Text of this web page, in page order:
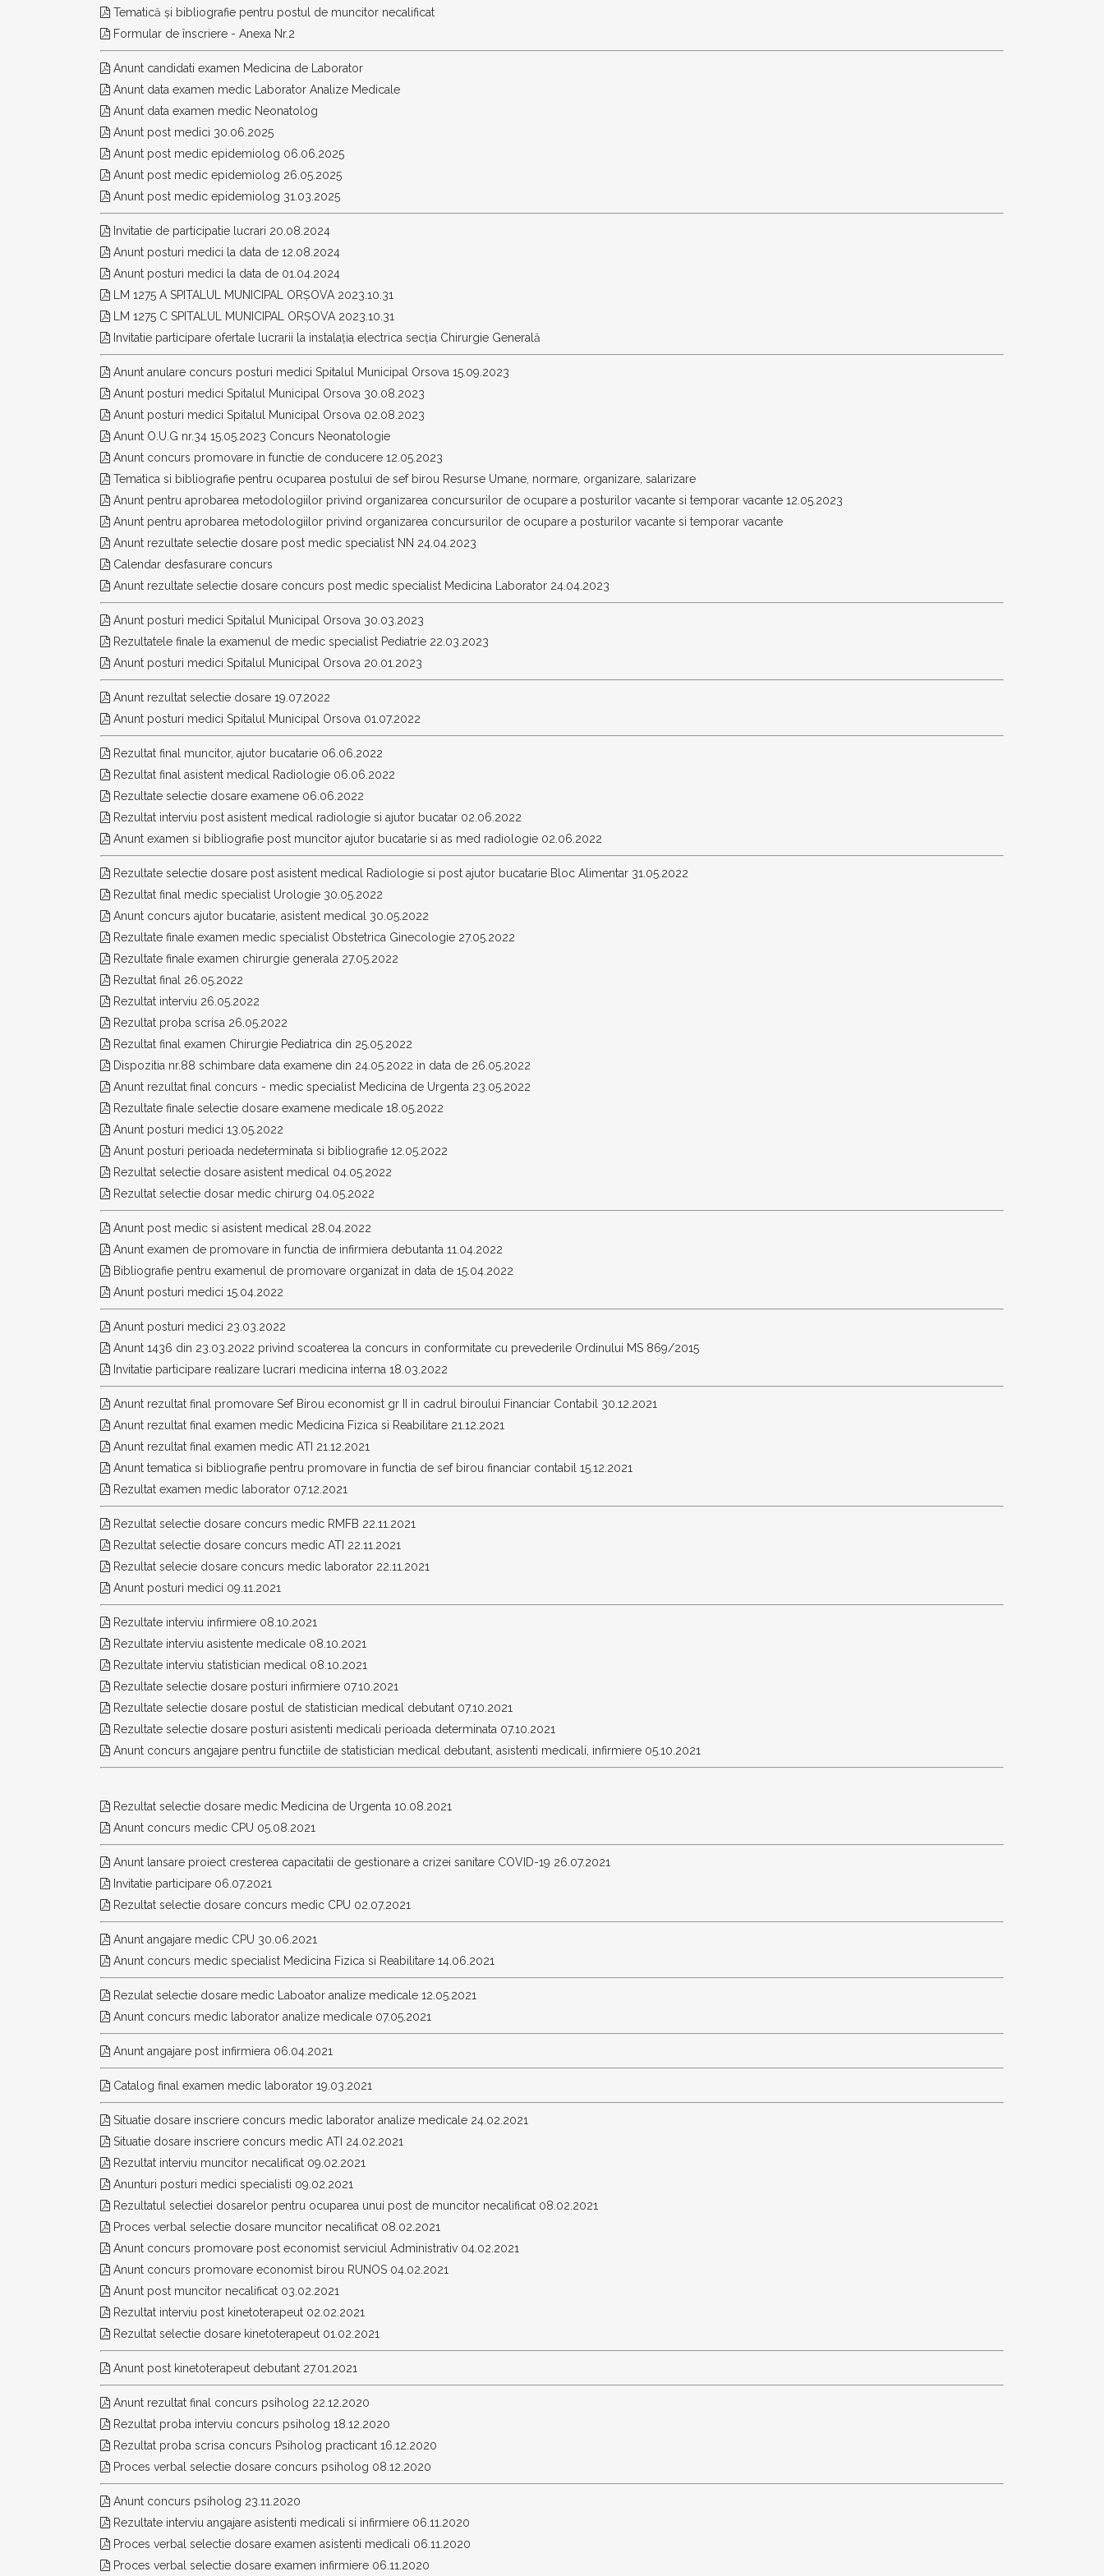
Tematică și bibliografie pentru postul de muncitor necalificat
Formular de înscriere - Anexa Nr.2
Anunt candidati examen Medicina de Laborator
Anunt data examen medic Laborator Analize Medicale
Anunt data examen medic Neonatolog
Anunt post medici 30.06.2025
Anunt post medic epidemiolog 06.06.2025
Anunt post medic epidemiolog 26.05.2025
Anunt post medic epidemiolog 31.03.2025
Invitatie de participatie lucrari 20.08.2024
Anunt posturi medici la data de 12.08.2024
Anunt posturi medici la data de 01.04.2024
LM 1275 A SPITALUL MUNICIPAL ORȘOVA 2023.10.31
LM 1275 C SPITALUL MUNICIPAL ORȘOVA 2023.10.31
Invitatie participare ofertale lucrarii la instalația electrica secția Chirurgie Generală
Anunt anulare concurs posturi medici Spitalul Municipal Orsova 15.09.2023
Anunt posturi medici Spitalul Municipal Orsova 30.08.2023
Anunt posturi medici Spitalul Municipal Orsova 02.08.2023
Anunt O.U.G nr.34 15.05.2023 Concurs Neonatologie
Anunt concurs promovare in functie de conducere 12.05.2023
Tematica si bibliografie pentru ocuparea postului de sef birou Resurse Umane, normare, organizare, salarizare
Anunt pentru aprobarea metodologiilor privind organizarea concursurilor de ocupare a posturilor vacante si temporar vacante 12.05.2023
Anunt pentru aprobarea metodologiilor privind organizarea concursurilor de ocupare a posturilor vacante si temporar vacante
Anunt rezultate selectie dosare post medic specialist NN 24.04.2023
Calendar desfasurare concurs
Anunt rezultate selectie dosare concurs post medic specialist Medicina Laborator 24.04.2023
Anunt posturi medici Spitalul Municipal Orsova 30.03.2023
Rezultatele finale la examenul de medic specialist Pediatrie 22.03.2023
Anunt posturi medici Spitalul Municipal Orsova 20.01.2023
Anunt rezultat selectie dosare 19.07.2022
Anunt posturi medici Spitalul Municipal Orsova 01.07.2022
Rezultat final muncitor, ajutor bucatarie 06.06.2022
Rezultat final asistent medical Radiologie 06.06.2022
Rezultate selectie dosare examene 06.06.2022
Rezultat interviu post asistent medical radiologie si ajutor bucatar 02.06.2022
Anunt examen si bibliografie post muncitor ajutor bucatarie si as med radiologie 02.06.2022
Rezultate selectie dosare post asistent medical Radiologie si post ajutor bucatarie Bloc Alimentar 31.05.2022
Rezultat final medic specialist Urologie 30.05.2022
Anunt concurs ajutor bucatarie, asistent medical 30.05.2022
Rezultate finale examen medic specialist Obstetrica Ginecologie 27.05.2022
Rezultate finale examen chirurgie generala 27.05.2022
Rezultat final 26.05.2022
Rezultat interviu 26.05.2022
Rezultat proba scrisa 26.05.2022
Rezultat final examen Chirurgie Pediatrica din 25.05.2022
Dispozitia nr.88 schimbare data examene din 24.05.2022 in data de 26.05.2022
Anunt rezultat final concurs - medic specialist Medicina de Urgenta 23.05.2022
Rezultate finale selectie dosare examene medicale 18.05.2022
Anunt posturi medici 13.05.2022
Anunt posturi perioada nedeterminata si bibliografie 12.05.2022
Rezultat selectie dosare asistent medical 04.05.2022
Rezultat selectie dosar medic chirurg 04.05.2022
Anunt post medic si asistent medical 28.04.2022
Anunt examen de promovare in functia de infirmiera debutanta 11.04.2022
Bibliografie pentru examenul de promovare organizat in data de 15.04.2022
Anunt posturi medici 15.04.2022
Anunt posturi medici 23.03.2022
Anunt 1436 din 23.03.2022 privind scoaterea la concurs in conformitate cu prevederile Ordinului MS 869/2015
Invitatie participare realizare lucrari medicina interna 18.03.2022
Anunt rezultat final promovare Sef Birou economist gr II in cadrul biroului Financiar Contabil 30.12.2021
Anunt rezultat final examen medic Medicina Fizica si Reabilitare 21.12.2021
Anunt rezultat final examen medic ATI 21.12.2021
Anunt tematica si bibliografie pentru promovare in functia de sef birou financiar contabil 15.12.2021
Rezultat examen medic laborator 07.12.2021
Rezultat selectie dosare concurs medic RMFB 22.11.2021
Rezultat selectie dosare concurs medic ATI 22.11.2021
Rezultat selecie dosare concurs medic laborator 22.11.2021
Anunt posturi medici 09.11.2021
Rezultate interviu infirmiere 08.10.2021
Rezultate interviu asistente medicale 08.10.2021
Rezultate interviu statistician medical 08.10.2021
Rezultate selectie dosare posturi infirmiere 07.10.2021
Rezultate selectie dosare postul de statistician medical debutant 07.10.2021
Rezultate selectie dosare posturi asistenti medicali perioada determinata 07.10.2021
Anunt concurs angajare pentru functiile de statistician medical debutant, asistenti medicali, infirmiere 05.10.2021
Rezultat selectie dosare medic Medicina de Urgenta 10.08.2021
Anunt concurs medic CPU 05.08.2021
Anunt lansare proiect cresterea capacitatii de gestionare a crizei sanitare COVID-19 26.07.2021
Invitatie participare 06.07.2021
Rezultat selectie dosare concurs medic CPU 02.07.2021
Anunt angajare medic CPU 30.06.2021
Anunt concurs medic specialist Medicina Fizica si Reabilitare 14.06.2021
Rezulat selectie dosare medic Laboator analize medicale 12.05.2021
Anunt concurs medic laborator analize medicale 07.05.2021
Anunt angajare post infirmiera 06.04.2021
Catalog final examen medic laborator 19.03.2021
Situatie dosare inscriere concurs medic laborator analize medicale 24.02.2021
Situatie dosare inscriere concurs medic ATI 24.02.2021
Rezultat interviu muncitor necalificat 09.02.2021
Anunturi posturi medici specialisti 09.02.2021
Rezultatul selectiei dosarelor pentru ocuparea unui post de muncitor necalificat 08.02.2021
Proces verbal selectie dosare muncitor necalificat 08.02.2021
Anunt concurs promovare post economist serviciul Administrativ 04.02.2021
Anunt concurs promovare economist birou RUNOS 04.02.2021
Anunt post muncitor necalificat 03.02.2021
Rezultat interviu post kinetoterapeut 02.02.2021
Rezultat selectie dosare kinetoterapeut 01.02.2021
Anunt post kinetoterapeut debutant 27.01.2021
Anunt rezultat final concurs psiholog 22.12.2020
Rezultat proba interviu concurs psiholog 18.12.2020
Rezultat proba scrisa concurs Psiholog practicant 16.12.2020
Proces verbal selectie dosare concurs psiholog 08.12.2020
Anunt concurs psiholog 23.11.2020
Rezultate interviu angajare asistenti medicali si infirmiere 06.11.2020
Proces verbal selectie dosare examen asistenti medicali 06.11.2020
Proces verbal selectie dosare examen infirmiere 06.11.2020